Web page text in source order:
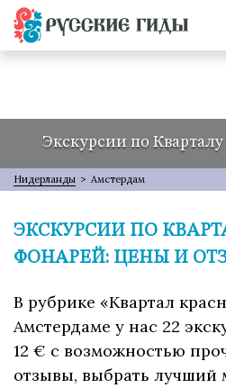
Экскурсии по
Нидерланды > Амстердам
ЭКСКУРСИИ ПО
ФОНАРЕЙ: ЦЕНЫ И
В рубрике «Квартал
Амстердаме у нас 22
12 € с возможностью
отзывы, выбрать лучший